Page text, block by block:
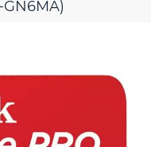
GN6MA)